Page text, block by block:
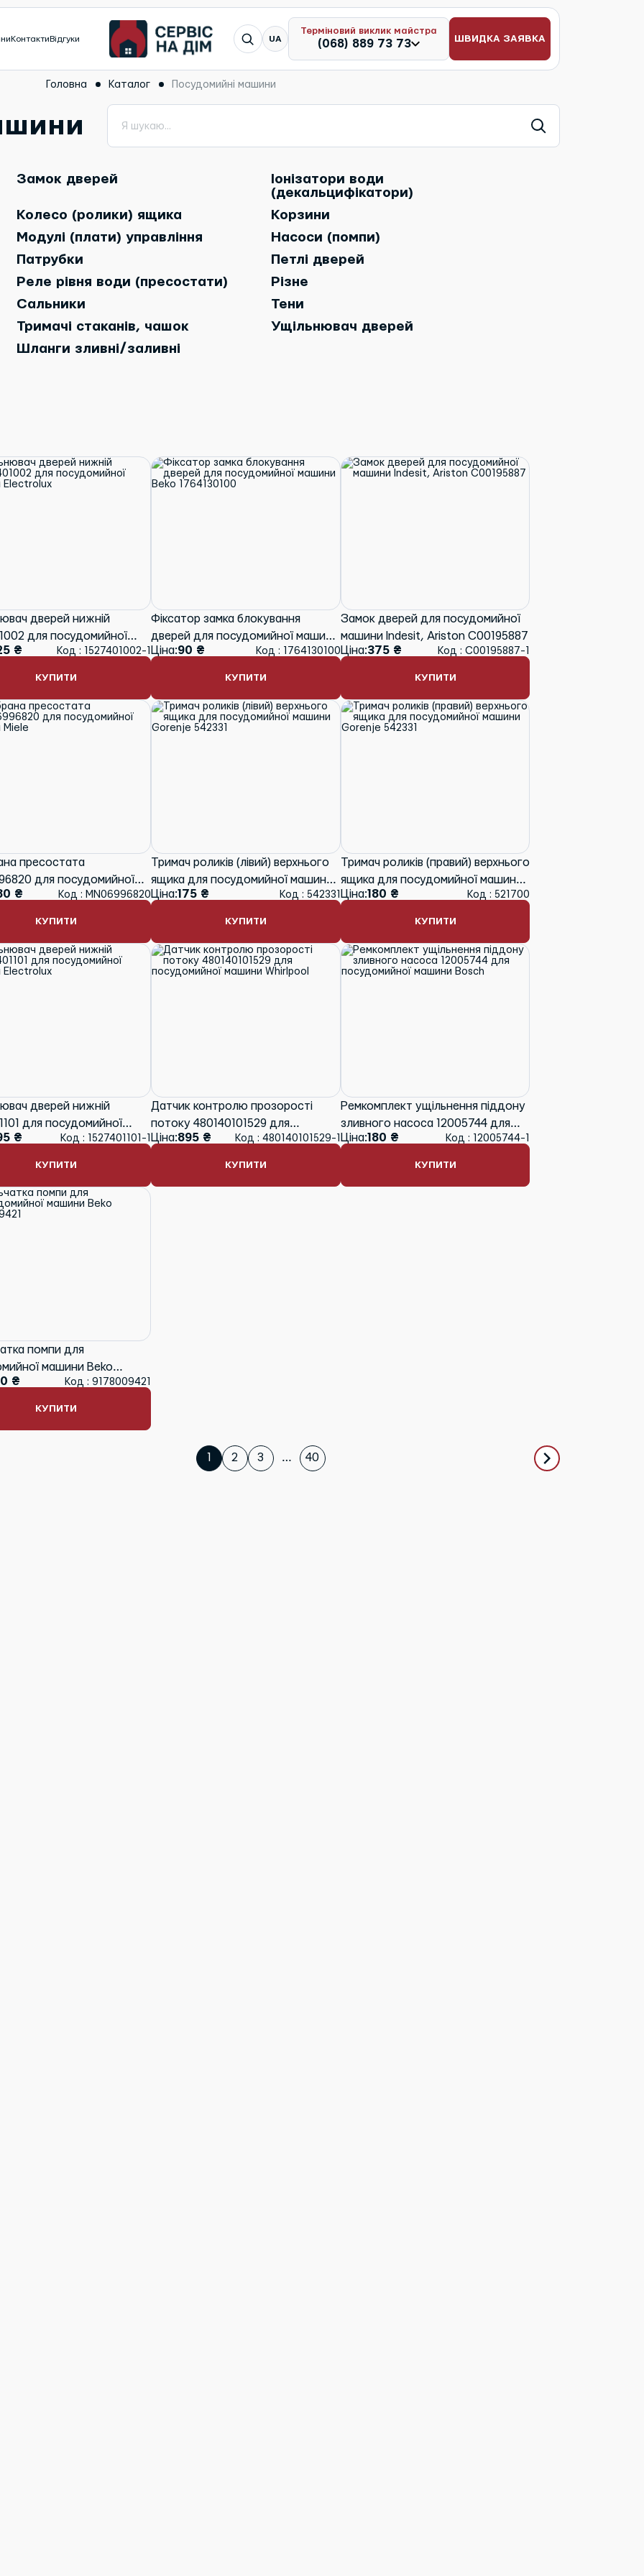
КонтактиВідгуки Я шукаю...
UA
Терміновий виклик майстра
(068) 889 73 73 ШВИДКА ЗАЯВКА
Головна Каталог Посудомийні машини
Я шукаю...
Замок дверей
Іонізатори води
(декальцифікатори)
Колесо (ролики) ящика
Корзини
Модулі (плати) управління
Насоси (помпи)
Патрубки
Петлі дверей
Реле рівня води (пресостати)
Різне
Сальники
Тени
Тримачі стаканів, чашок
Ущільнювач дверей
Шланги зливні/заливні
дверей нижній
для посудомийної
Electrolux
₴ Код : 1527401002-1
КУПИТИ
Фіксатор замка блокування
дверей для посудомийної машини
Beko 1764130100
Ціна:90 ₴ Код : 1764130100
КУПИТИ
Замок дверей для посудомийної
машини Indesit, Ariston C00195887
Ціна:375 ₴ Код : C00195887-1
КУПИТИ
пресостата
для посудомийної
₴ Код : MN06996820
КУПИТИ
Тримач роликів (лівий) верхнього
ящика для посудомийної машини
Gorenje 542331
Ціна:175 ₴ Код : 542331
КУПИТИ
Тримач роликів (правий) верхнього
ящика для посудомийної машини
Gorenje 542331
Ціна:180 ₴ Код : 521700
КУПИТИ
дверей нижній
для посудомийної
Electrolux
₴ Код : 1527401101-1
КУПИТИ
Датчик контролю прозорості
потоку 480140101529 для
посудомийної машини Whirlpool
Ціна:895 ₴ Код : 480140101529-1
КУПИТИ
Ремкомплект ущільнення піддону
зливного насоса 12005744 для
посудомийної машини Bosch
Ціна:180 ₴ Код : 12005744-1
КУПИТИ
помпи для
машини Beko
₴ Код : 9178009421
КУПИТИ
1 2 3 … 40